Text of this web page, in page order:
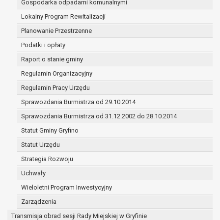
Gospodarka odpadami komunalnymi
Lokalny Program Rewitalizacji
Planowanie Przestrzenne
Podatki i opłaty
Raport o stanie gminy
Regulamin Organizacyjny
Regulamin Pracy Urzędu
Sprawozdania Burmistrza od 29.10.2014
Sprawozdania Burmistrza od 31.12.2002 do 28.10.2014
Statut Gminy Gryfino
Statut Urzędu
Strategia Rozwoju
Uchwały
Wieloletni Program Inwestycyjny
Zarządzenia
Transmisja obrad sesji Rady Miejskiej w Gryfinie
(merytorycznych), a także obowiązków i
zadań zleconych przez instytucje
nadrzędne wobec Gminy;
zawarcia i realizacji umów;
ochrony żywotnych interesów osoby, której
dane dotyczą, lub innej osoby fizycznej;
wykonania zadania realizowanego w
interesie publicznym lub w ramach
sprawowania władzy publicznej
powierzonej administratorowi;
w pozostałych przypadkach dane osobowe
przetwarzane są wyłącznie na podstawie
wcześniej udzielonej zgody w zakresie i celu
określonym w treści zgody.
W związku z przetwarzaniem danych w celu
wskazanym w pkt. 3, dane osobowe mogą być
udostępniane innym upoważnionym odbiorcom lub
kategoriom odbiorców danych osobowych.
Odbiorcami mogą być:
podmioty, które przetwarzają dane